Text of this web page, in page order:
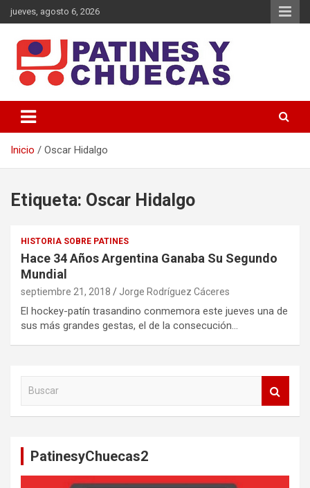
Saltar
al
jueves, agosto 6, 2026
Patines y Chuecas
Inicio Oscar Hidalgo
Etiqueta: Oscar Hidalgo
HISTORIA SOBRE PATINES
Hace 34 Años Argentina Ganaba Su Segundo
Mundial
septiembre 21, 2018 Jorge Rodríguez Cáceres
El hockey-patín trasandino conmemora este jueves una de
sus más grandes gestas, el de la consecución…
PatinesyChuecas2